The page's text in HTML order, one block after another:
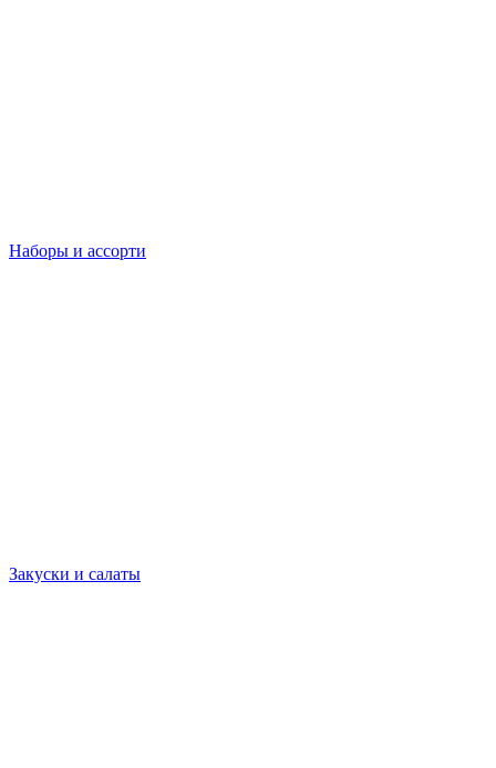
Наборы и ассорти
Закуски и салаты